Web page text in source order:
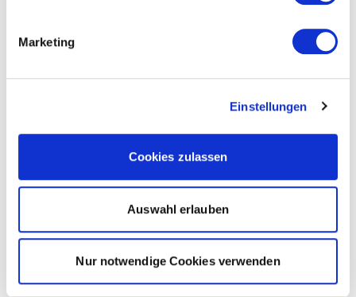
Marketing
Einstellungen
Cookies zulassen
Auswahl erlauben
Nur notwendige Cookies verwenden